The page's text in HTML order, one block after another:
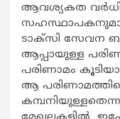
ആവശ്യകത
ടാക്‌സി സേവന
ആപ്പായുള്ള
പരിണാമം
ആ